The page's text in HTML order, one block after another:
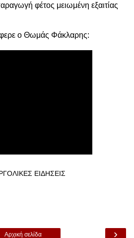
φέτος μειωμένη εξαιτίας
ο Θωμάς Φάκλαρης:
ΕΙΔΗΣΕΙΣ
›
Αρχική σελίδα